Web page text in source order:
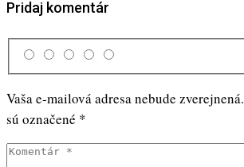
Pridaj komentár
Vaša e-mailová adresa nebude zverejnená.
sú označené *